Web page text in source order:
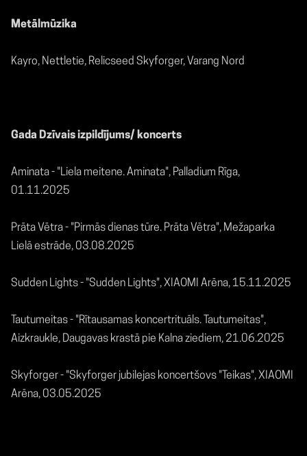
Metālmūzika
Kayro, Nettletie, Relicseed Skyforger, Varang Nord
Gada Dzīvais izpildījums/ koncerts
Aminata - "Liela meitene. Aminata", Palladium Rīga,
01.11.2025
Prāta Vētra - "Pirmās dienas tūre. Prāta Vētra", Mežaparka
Lielā estrāde, 03.08.2025
Sudden Lights - "Sudden Lights", XIAOMI Arēna, 15.11.2025
Tautumeitas - "Rītausamas koncertrituāls. Tautumeitas",
Aizkraukle, Daugavas krastā pie Kalna ziediem, 21.06.2025
Skyforger - "Skyforger jubilejas koncertšovs "Teikas", XIAOMI
Arēna, 03.05.2025